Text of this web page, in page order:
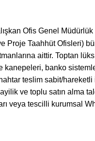
Ofis Genel
Proje Taahhüt Ofisleri)
aittir. Toptan
kanepeleri, banko
teslim sabit/hareketli
ve toplu satın alma
veya tescilli kurumsal